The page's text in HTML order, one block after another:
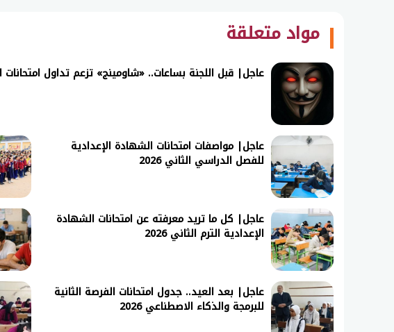
مواد متعلقة
عاجل| قبل اللجنة بساعات.. «شاومينج» تزعم تداول امتحانات
عاجل| مواصفات امتحانات الشهادة الإعدادية
للفصل الدراسي الثاني 2026
عاجل| كل ما تريد معرفته عن امتحانات الشهادة
الإعدادية الترم الثاني 2026
عاجل| بعد العيد.. جدول امتحانات الفرصة الثانية
للبرمجة والذكاء الاصطناعي 2026